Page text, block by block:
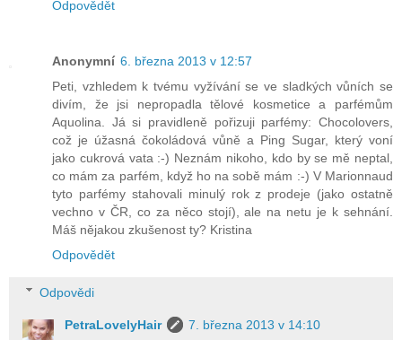
Odpovědět
Anonymní 6. března 2013 v 12:57
Peti, vzhledem k tvému vyžívání se ve sladkých vůních se
divím, že jsi nepropadla tělové kosmetice a parfémům
Aquolina. Já si pravidleně pořizuji parfémy: Chocolovers,
což je úžasná čokoládová vůně a Ping Sugar, který voní
jako cukrová vata :-) Neznám nikoho, kdo by se mě neptal,
co mám za parfém, když ho na sobě mám :-) V Marionnaud
tyto parfémy stahovali minulý rok z prodeje (jako ostatně
vechno v ČR, co za něco stojí), ale na netu je k sehnání.
Máš nějakou zkušenost ty? Kristina
Odpovědět
Odpovědi
PetraLovelyHair
7. března 2013 v 14:10